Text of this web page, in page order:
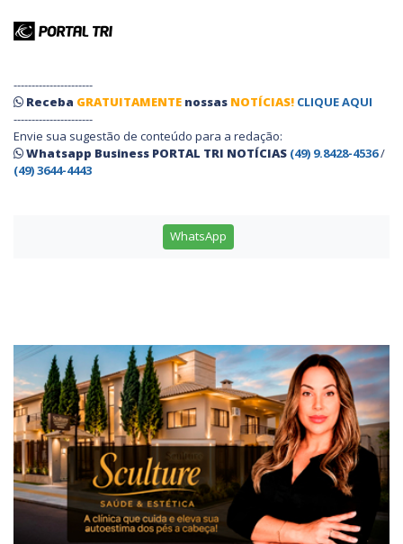
----------------------
Receba GRATUITAMENTE nossas NOTÍCIAS! CLIQUE AQUI
----------------------
Envie sua sugestão de conteúdo para a redação:
Whatsapp Business PORTAL TRI NOTÍCIAS (49) 9.8428-4536/
(49) 3644-4443
WhatsApp